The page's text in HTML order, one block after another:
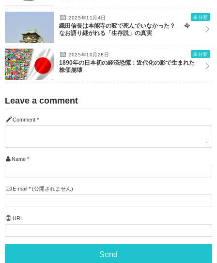
2025年11月4日 未分類
織田信長は本能寺の変で死んでいなかった？──今
なお語り継がれる「生存説」の真実
2025年10月28日 未分類
1890年の日本初の経済恐慌：近代化の影で生まれた
株価崩壊
Leave a comment
Comment *
Name *
E-mail *(公開されません)
URL